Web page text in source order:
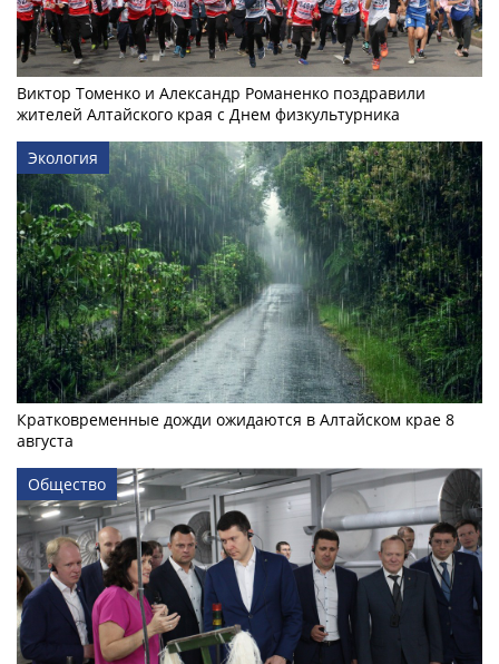
Виктор Томенко и Александр Романенко поздравили
жителей Алтайского края с Днем физкультурника
Экология
Кратковременные дожди ожидаются в Алтайском крае 8
августа
Общество